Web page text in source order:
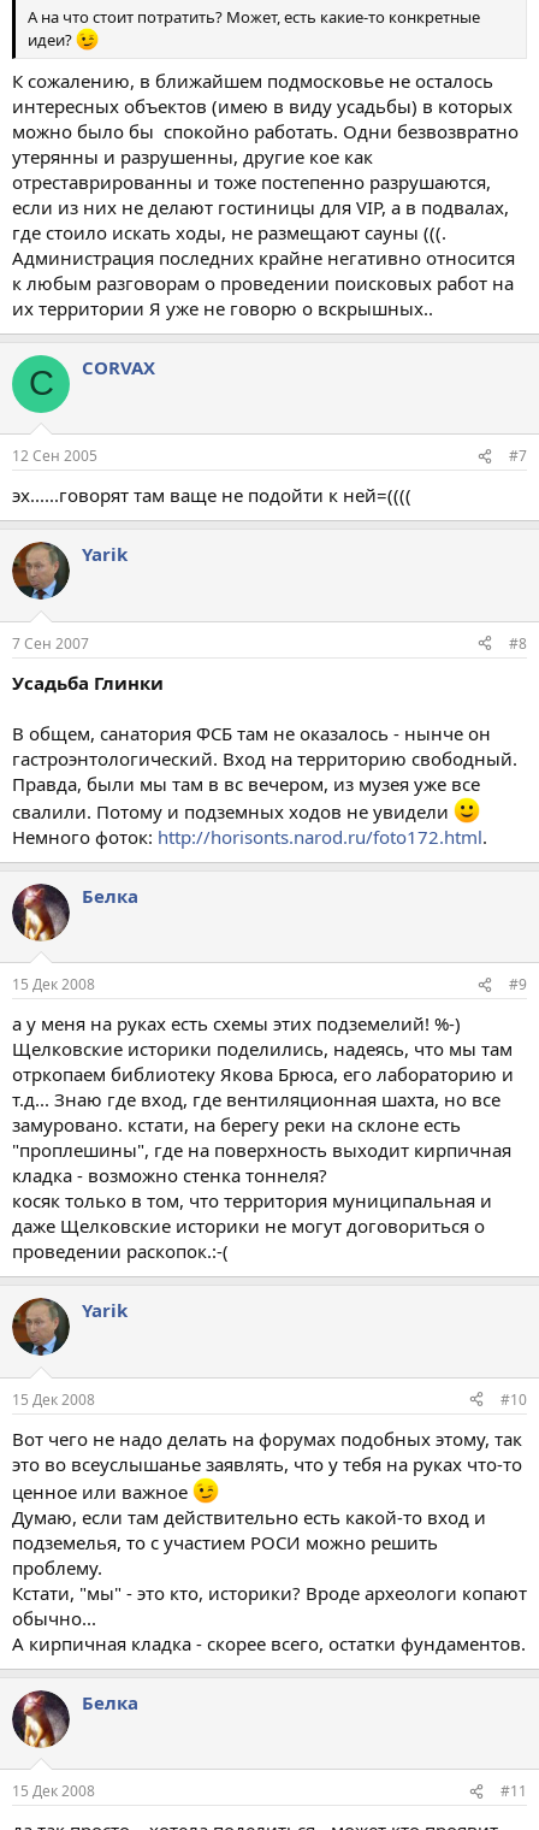
А на что стоит потратить? Может, есть какие-то конкретные
идеи?
К сожалению, в ближайшем подмосковье не осталось
интересных объектов (имею в виду усадьбы) в которых
можно было бы спокойно работать. Одни безвозвратно
утерянны и разрушенны, другие кое как
отреставрированны и тоже постепенно разрушаются,
если из них не делают гостиницы для VIP, а в подвалах,
где стоило искать ходы, не размещают сауны (((.
Администрация последних крайне негативно относится
к любым разговорам о проведении поисковых работ на
их территории Я уже не говорю о вскрышных..
C CORVAX
12 Сен 2005 #7
эх......говорят там ваще не подойти к ней=((((
Yarik
7 Сен 2007 #8
Усадьба Глинки
В общем, санатория ФСБ там не оказалось - нынче он
гастроэнтологический. Вход на территорию свободный.
Правда, были мы там в вс вечером, из музея уже все
свалили. Потому и подземных ходов не увидели
Немного фоток: http://horisonts.narod.ru/foto172.html.
Белка
15 Дек 2008 #9
а у меня на руках есть схемы этих подземелий! %-)
Щелковские историки поделились, надеясь, что мы там
отркопаем библиотеку Якова Брюса, его лабораторию и
т.д... Знаю где вход, где вентиляционная шахта, но все
замуровано. кстати, на берегу реки на склоне есть
"проплешины", где на поверхность выходит кирпичная
кладка - возможно стенка тоннеля?
косяк только в том, что территория муниципальная и
даже Щелковские историки не могут договориться о
проведении раскопок.:-(
Yarik
15 Дек 2008 #10
Вот чего не надо делать на форумах подобных этому, так
это во всеуслышанье заявлять, что у тебя на руках что-то
ценное или важное
Думаю, если там действительно есть какой-то вход и
подземелья, то с участием РОСИ можно решить
проблему.
Кстати, "мы" - это кто, историки? Вроде археологи копают
обычно...
А кирпичная кладка - скорее всего, остатки фундаментов.
Белка
15 Дек 2008 #11